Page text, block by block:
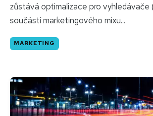
zůstává optimalizace pro vyhledávače
součástí marketingového mixu...
MARKETING